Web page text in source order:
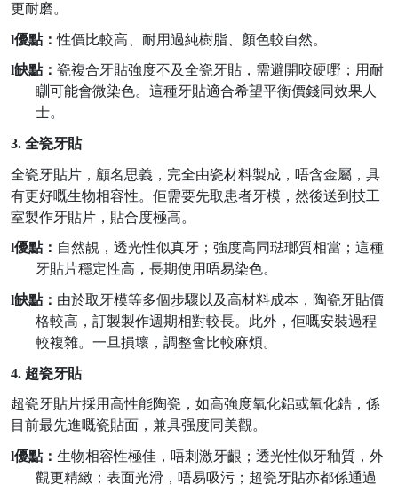
更耐磨。
l優點：性價比較高、耐用過純樹脂、顏色較自然。
l缺點： 瓷複合牙貼強度不及全瓷牙貼，需避開咬硬嘢；用耐
瞓可能會微染色。 這種牙貼適合希望平衡價錢同效果人
士。
3. 全瓷牙貼
全瓷牙貼片，顧名思義，完全由瓷材料製成，唔含金屬，具
有更好嘅生物相容性。佢需要先取患者牙模，然後送到技工
室製作牙貼片，貼合度極高。
l優點： 自然靚，透光性似真牙；強度高同琺瑯質相當； 這種
牙貼片穩定性高，長期使用唔易染色。
l缺點： 由於取牙模等多個步驟以及高材料成本，陶瓷牙貼價
格較高，訂製製作週期相對較長。此外，佢嘅安裝過程
較複雜。一旦損壞，調整會比較麻煩。
4. 超瓷牙貼
超瓷牙貼片採用高性能陶瓷，如高強度氧化鋁或氧化鋯，係
目前最先進嘅瓷貼面 ， 兼具强度同美觀。
l優點： 生物相容性極佳，唔刺激牙齦；透光性似牙釉質，外
觀更精緻；表面光滑，唔易吸污；超瓷牙貼亦都係通過